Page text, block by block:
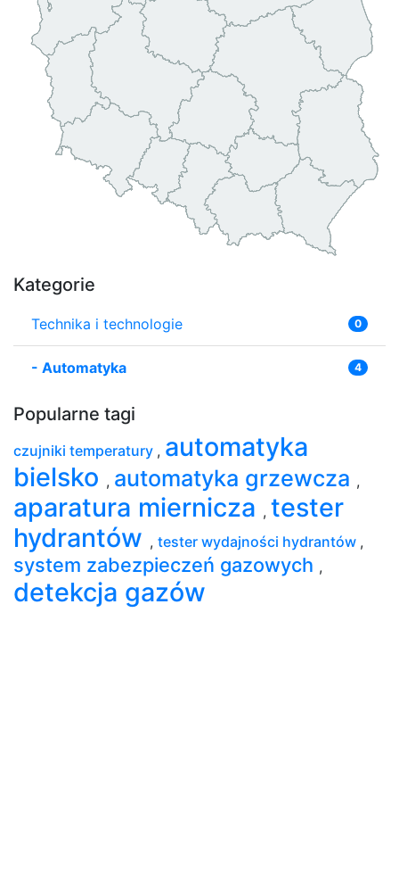
Kategorie
Technika i technologie 0
- Automatyka 4
Popularne tagi
czujniki temperatury , automatyka
bielsko , automatyka grzewcza ,
aparatura miernicza , tester
hydrantów , tester wydajności hydrantów ,
system zabezpieczeń gazowych ,
detekcja gazów